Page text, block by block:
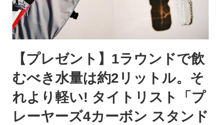
【プレゼント】1ラウンドで飲
むべき水量は約2リットル。そ
れより軽い! タイトリスト「プ
レーヤーズ4カーボン スタンド